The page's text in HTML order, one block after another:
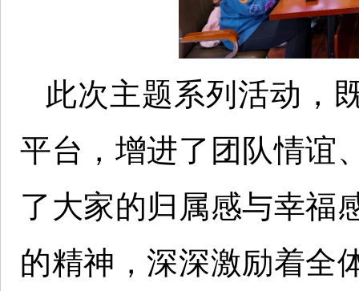
此次主题系列活动，
平台，增进了团队情谊
了大家的归属感与幸福
的精神，深深激励着全